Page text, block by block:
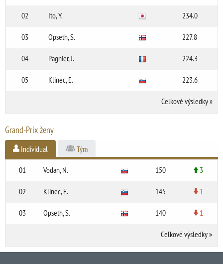
02 Ito, Y. 234.0
03 Opseth, S. 227.8
04 Pagnier, J. 224.3
05 Klinec, E. 223.6
Celkové výsledky»
Grand-Prix ženy
Individual Tým
01 Vodan, N. 150 3
02 Klinec, E. 145 1
03 Opseth, S. 140 1
Celkové výsledky»